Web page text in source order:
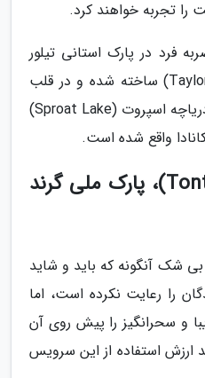
تجربه خواهند کرد.
فرد در پارک استانی تیلور
آرم (Taylor Arm Provincial Park) ساخته شده و در قلب
طبیعت بکر و وحشی شمال دریاچه اسپروت (Sproat Lake)
واقع شده است.
راستا تونتو (Tonto Trail)، پارک ملی گرند
شک آنگونه که باید و شاید
را رعایت نکرده است، اما
و سحرانگیز را پیش روی آن
ارزش استفاده از این سرویس